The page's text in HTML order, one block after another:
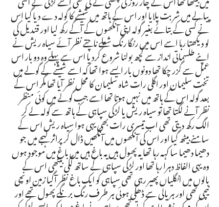
پیالے میں شربت پلایا اور اس کے ہاتھ میں شیشے کا گولہ دے دیا گیا اس
نے کسی کے بتائے بغیر گولہ اپنی آنکھوں کے آگے رکھ لیا اور قندیل کی
لو دیکھتا رہا اسے اس میں رنگا رنگ شعلے ناچتے نظر آئے سیاہ ریش نے
اپنے طلسماتی انداز سے کچھ بولنا شروع کردیا اس سے پہلے وہ دو بار اس
عمل سے گزر چکا تھا دونوں بار ایسے ہوا تھا کہ اسے شیشے کے گولے میں
تخت سلیمان اور اگلی رات شاہ سلیمان کا محل نظر آیا تھا مگر اس کے
بعد گولہ اس کے ہاتھ میں نہیں ہوتا تھا اسے جب گولے میں کوئی منظر
نظر آنے لگتا تھا تو سیاہ ریش یا لڑکی سپاہی کے ہاتھ سے گولہ لے کر
الگ رکھ دیتی تھی اب تیسری رات بھی یہی ہوا سیاہ ریش اس کے
سامنے بیٹھ گیا اور اس کی آنکھوں میں آنکھیں ڈال کر پراثر لہجے میں جو
دھیما دھیما سا کہہ رہا تھا یہ پھول ہیں یہ باغ ہیں میں باغ میں موجود ہوں
وہ یہی الفاظ دہرا رہا تھا اور لڑکی سپاہی کے ساتھ لگی بیٹھی اس کے
بالوں میں انگلیاں پھیر رہی تھی سپاہی کو ایک باغ نظر آگیا زمین اونچی
نیچی تھی اور ہریالی سے ڈھکی ہوئی ہر طرف رنگ برنگے پھول تھے اور